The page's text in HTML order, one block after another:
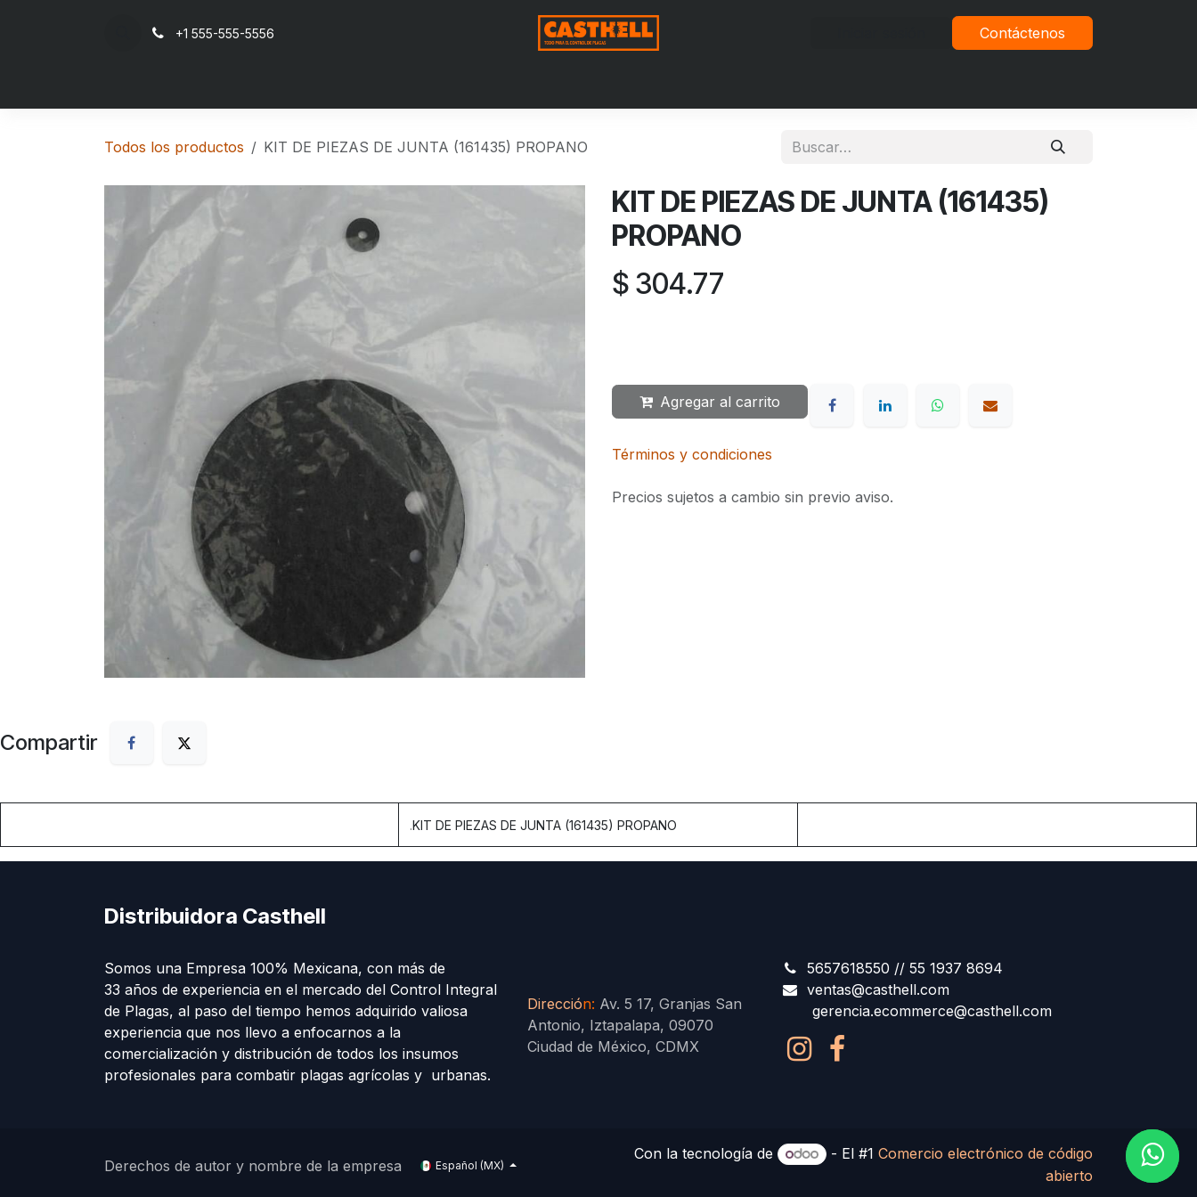
+1 555-555-5556 Contáctenos
Todos los productos KIT DE PIEZAS DE JUNTA (161435) PROPANO
KIT DE PIEZAS DE JUNTA (161435)
PROPANO
$ 304.77
Agregar al carrito
Términos y condiciones
Precios sujetos a cambio sin previo aviso.
Compartir
.KIT DE PIEZAS DE JUNTA (161435) PROPANO
Distribuidora Casthell
Somos una Empresa 100% Mexicana, con más de
33 años de experiencia en el mercado del Control Integral
de Plagas, al paso del tiempo hemos adquirido valiosa
experiencia que nos llevo a enfocarnos a la
comercialización y distribución de todos los insumos
profesionales para combatir plagas agrícolas y urbanas.
Dirección: Av. 5 17, Granjas San
Antonio, Iztapalapa, 09070
Ciudad de México, CDMX
5657618550 // 55 1937 8694
ventas@casthell.com
gerencia.ecommerce@casthell.com
Derechos de autor y nombre de la empresa Español (MX)
Con la tecnología de - El #1 Comercio electrónico de código
abierto